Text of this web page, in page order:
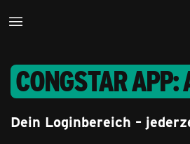
congstar
Dein Loginbereich –